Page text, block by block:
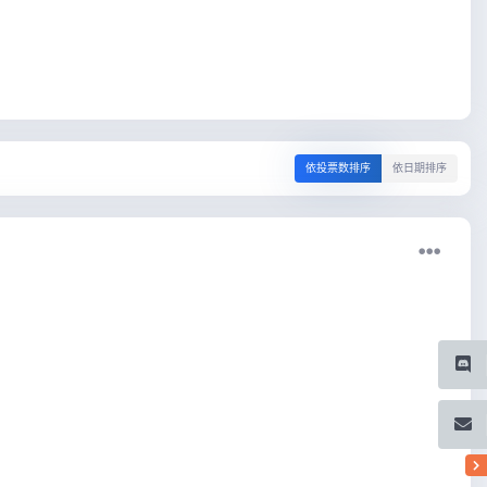
依投票数排序 依日期排序